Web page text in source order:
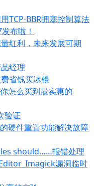
TCP-BBR拥塞控制算法
布啦！
红利，未来发展可期
经理
省钱买冰棍
怎么买到最实惠的
验证
硬件重置功能解决故障
should……报错处理
漏洞临时